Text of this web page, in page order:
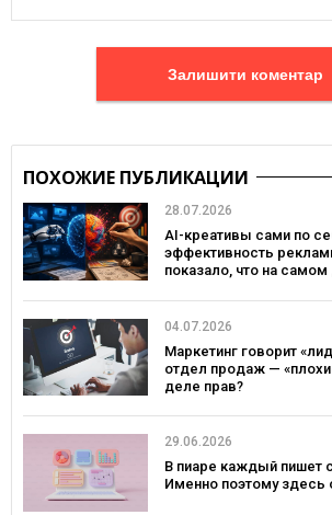
Залишити коментар
ПОХОЖИЕ ПУБЛИКАЦИИ
28.07.2026
AI-креативы сами по
эффективность
показало, что на
04.07.2026
Маркетинг говорит
отдел продаж —
деле прав?
29.06.2026
В пиаре каждый пишет
Именно поэтому здесь